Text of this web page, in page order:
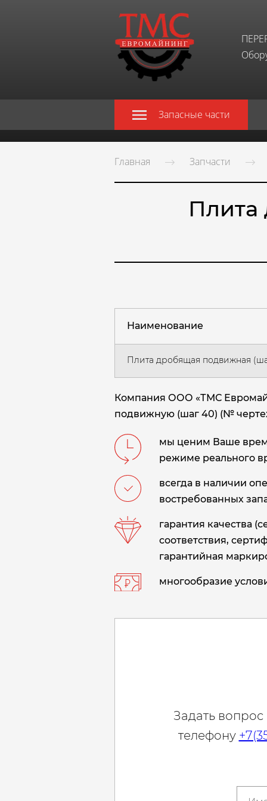
Запасные части
Главная Запчасти
Наименование
Плита дробящая подвижная
Компания ООО «ТМС
подвижную (шаг 40) (№
мы ценим Ваше
режиме реального
всегда в наличии
востребованных
гарантия качества
соответствия,
гарантийная
многообразие
Задать
телефону